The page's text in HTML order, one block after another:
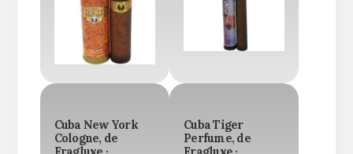
Cuba New York
Cologne, de
Cuba Tiger
Perfume, de